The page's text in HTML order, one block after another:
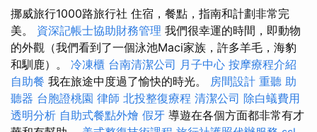
挪威旅行1000路旅行社 住宿，餐點，指南和計劃非常完
美。 資深記帳士協助財務管理 我們很幸運的時間，即動物
的外觀（我們看到了一個泳池Maci家族，許多羊毛，海豹
和馴鹿）。 冷凍櫃 台南清潔公司 月子中心 按摩療程介紹
自助餐 我在旅途中度過了愉快的時光。 房間設計 重聽 助
聽器 台胞證桃園 律師 北投整復療程 清潔公司 除白蟻費用
透明分析 自助式餐點外燴 假牙 導遊在各個方面都非常有才